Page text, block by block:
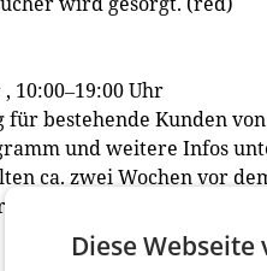
10:00‒19:00 Uhr
für bestehende Kunden
und weitere Infos
ca. zwei Wochen vor
und Messehighlights.
Diese